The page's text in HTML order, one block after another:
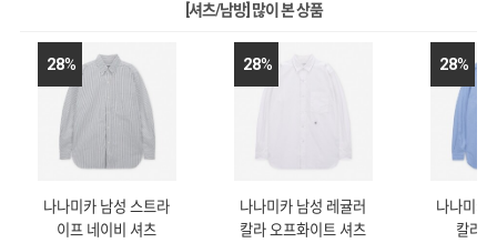
[셔츠/남방] 많이 본 상품
28%
나나미카 남성 스트라
이프 네이비 셔츠
28%
나나미카 남성 레귤러
칼라 오프화이트 셔츠
28%
나나미카
칼라